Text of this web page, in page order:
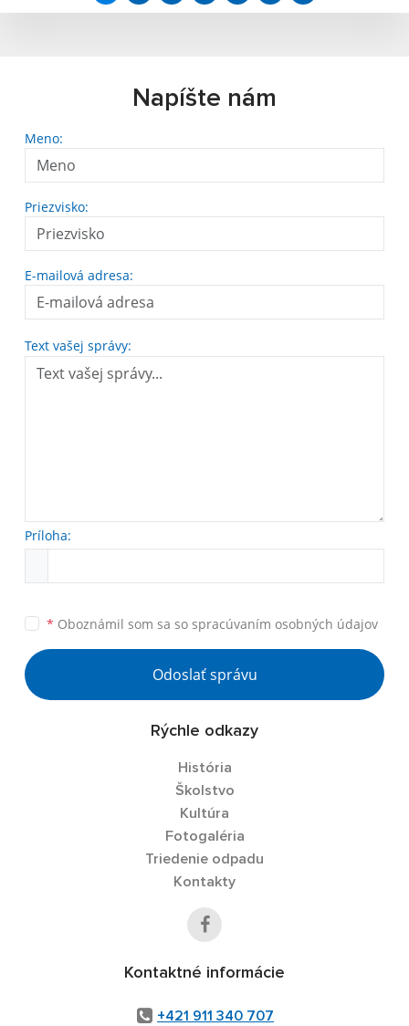
Napíšte nám
Meno:
Priezvisko:
E-mailová adresa:
Text vašej správy:
Príloha:
* Oboznámil som sa so spracúvaním osobných údajov
Odoslať správu
Rýchle odkazy
História
Školstvo
Kultúra
Fotogaléria
Triedenie odpadu
Kontakty
Kontaktné informácie
+421 911 340 707